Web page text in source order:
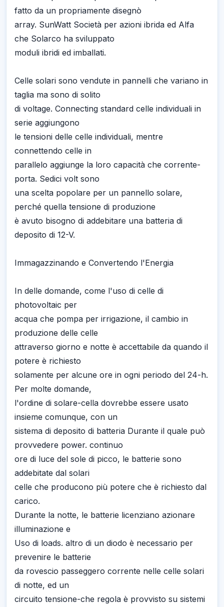
fatto da un propriamente disegnò
array. SunWatt Società per azioni ibrida ed Alfa
che Solarco ha sviluppato
moduli ibridi ed imballati.
Celle solari sono vendute in pannelli che variano in
taglia ma sono di solito
di voltage. Connecting standard celle individuali in
serie aggiungono
le tensioni delle celle individuali, mentre
connettendo celle in
parallelo aggiunge la loro capacità che corrente-
porta. Sedici volt sono
una scelta popolare per un pannello solare,
perché quella tensione di produzione
è avuto bisogno di addebitare una batteria di
deposito di 12-V.
Immagazzinando e Convertendo l'Energia
In delle domande, come l'uso di celle di
photovoltaic per
acqua che pompa per irrigazione, il cambio in
produzione delle celle
attraverso giorno e notte è accettabile da quando il
potere è richiesto
solamente per alcune ore in ogni periodo del 24-h.
Per molte domande,
l'ordine di solare-cella dovrebbe essere usato
insieme comunque, con un
sistema di deposito di batteria Durante il quale può
provvedere power. continuo
ore di luce del sole di picco, le batterie sono
addebitate dal solari
celle che producono più potere che è richiesto dal
carico.
Durante la notte, le batterie licenziano azionare
illuminazione e
Uso di loads. altro di un diodo è necessario per
prevenire le batterie
da rovescio passeggero corrente nelle celle solari
di notte, ed un
circuito tensione-che regola è provvisto su sistemi